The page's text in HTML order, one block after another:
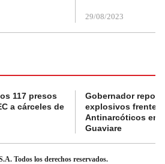
29/08/2023
117 presos
a cárceles de
Gobernador
explosivos frente a
Antinarcóticos en
Guaviare
Todos los derechos reservados.